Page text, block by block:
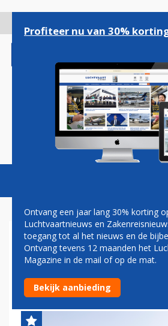
gaan
Magazine Podcasts
ETIHAD AIRWAYS
NETWERK IN
FORS UIT
Profiteer nu van 30%
Ontvang een jaar lang 30% korting
Luchtvaartnieuws en
toegang tot al het nieuws en de
Ontvang tevens 12 maanden het
Magazine in de mail of op de mat.
Bekijk aanbieding